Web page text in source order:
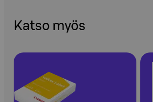
Katso myös